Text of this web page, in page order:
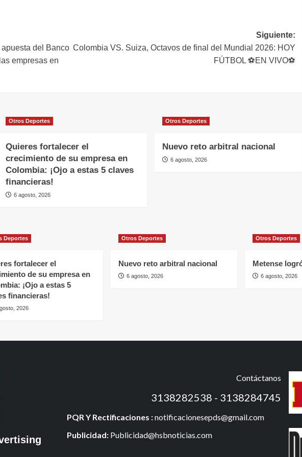
apuesta del Banco
empresas en
Siguiente:
Colombia VS. Suiza, Octavos de final del Mundial 2026: HOY
FÚTBOL ⚽EN VIVO⚽
Otros Deportes
Quieres fortalecer el
crecimiento de su empresa en
Colombia: ¡Ojo a estas 5 claves
financieras!
6 agosto, 2026
Otros Deportes
Nuevo reto arbitral nacional
6 agosto, 2026
Deportes
fortalecer el
de su empresa en
¡Ojo a estas 5
financieras!
2026
Otros Deportes
Nuevo reto arbitral nacional
6 agosto, 2026
Otros Deportes
Metense
6 agosto, 2026
Contáctanos
3138282538 - 3138284745
PQR Y Rectificaciones :notificacionesepds@gmail.com
Publicidad: Publicidad@hsbnoticias.com